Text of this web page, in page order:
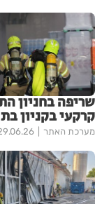
שריפה בחניון
קרקעי בקניון
מערכת האתר